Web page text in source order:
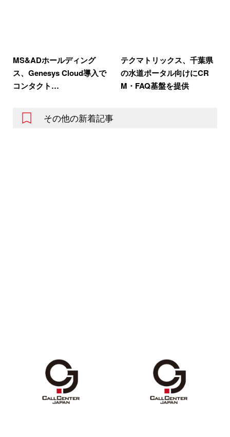
MS&ADホールディング
ス、Genesys Cloud導入で
コンタクト…
テクマトリックス、千葉県
の水道ポータル向けにCR
M・FAQ基盤を提供
その他の新着記事